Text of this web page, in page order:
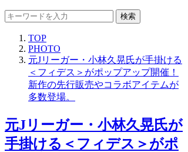
検索
TOP
PHOTO
元Jリーガー・小林久晃氏が手掛ける
＜フィデス＞がポップアップ開催！
新作の先行販売やコラボアイテムが
多数登場。
元Jリーガー・小林久晃氏が
手掛ける＜フィデス＞がポ